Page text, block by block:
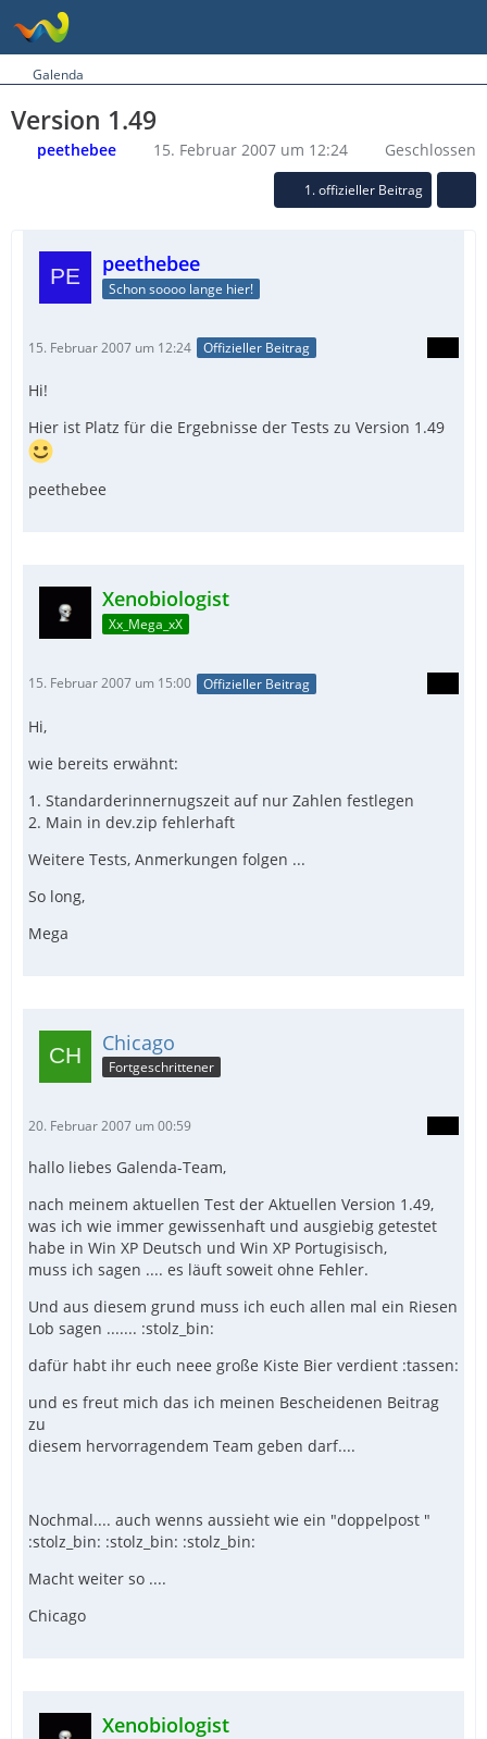
Galenda
Version 1.49
peethebee 15. Februar 2007 um 12:24 Geschlossen
1. offizieller Beitrag
peethebee
Schon soooo lange hier!
15. Februar 2007 um 12:24 Offizieller Beitrag
Hi!
Hier ist Platz für die Ergebnisse der Tests zu Version 1.49
peethebee
Xenobiologist
Xx_Mega_xX
15. Februar 2007 um 15:00 Offizieller Beitrag
Hi,
wie bereits erwähnt:
1. Standarderinnernugszeit auf nur Zahlen festlegen
2. Main in dev.zip fehlerhaft
Weitere Tests, Anmerkungen folgen ...
So long,
Mega
Chicago
Fortgeschrittener
20. Februar 2007 um 00:59
hallo liebes Galenda-Team,
nach meinem aktuellen Test der Aktuellen Version 1.49,
was ich wie immer gewissenhaft und ausgiebig getestet
habe in Win XP Deutsch und Win XP Portugisisch,
muss ich sagen .... es läuft soweit ohne Fehler.
Und aus diesem grund muss ich euch allen mal ein Riesen
Lob sagen ....... :stolz_bin:
dafür habt ihr euch neee große Kiste Bier verdient :tassen:
und es freut mich das ich meinen Bescheidenen Beitrag
zu
diesem hervorragendem Team geben darf....
Nochmal.... auch wenns aussieht wie ein "doppelpost "
:stolz_bin: :stolz_bin: :stolz_bin:
Macht weiter so ....
Chicago
Xenobiologist